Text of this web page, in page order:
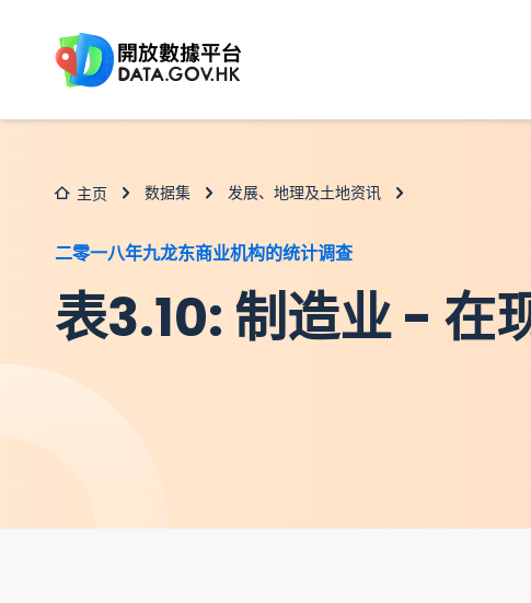
主页 数据集 发展、地理及土地资讯
二零一八年九龙东商业机构的统计调查
表3.10: 制造业 - 在